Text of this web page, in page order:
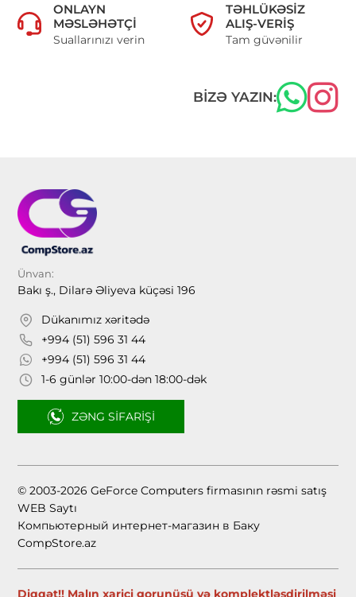
ONLAYN
MƏSLƏHƏTÇI
Suallarınızı verin
TƏHLÜKƏSIZ
ALIŞ-VERIŞ
Tam güvənilir
BIZƏ YAZIN:
Ünvan:
Bakı ş., Dilarə Əliyeva küçəsi 196
Dükanımız xəritədə
+994 (51) 596 31 44
+994 (51) 596 31 44
1-6 günlər 10:00-dən 18:00-dək
ZƏNG SIFARIŞI
© 2003-2026 GeForce Computers firmasının rəsmi satış
WEB Saytı
Компьютерный интернет-магазин в Баку
CompStore.az
Diqqət!! Malın xarici gorunüşü və komplektləşdirilməsi